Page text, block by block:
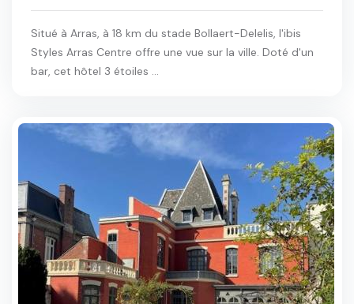
Situé à Arras, à 18 km du stade Bollaert-Delelis, l'ibis
Styles Arras Centre offre une vue sur la ville. Doté d'un
bar, cet hôtel 3 étoiles ...